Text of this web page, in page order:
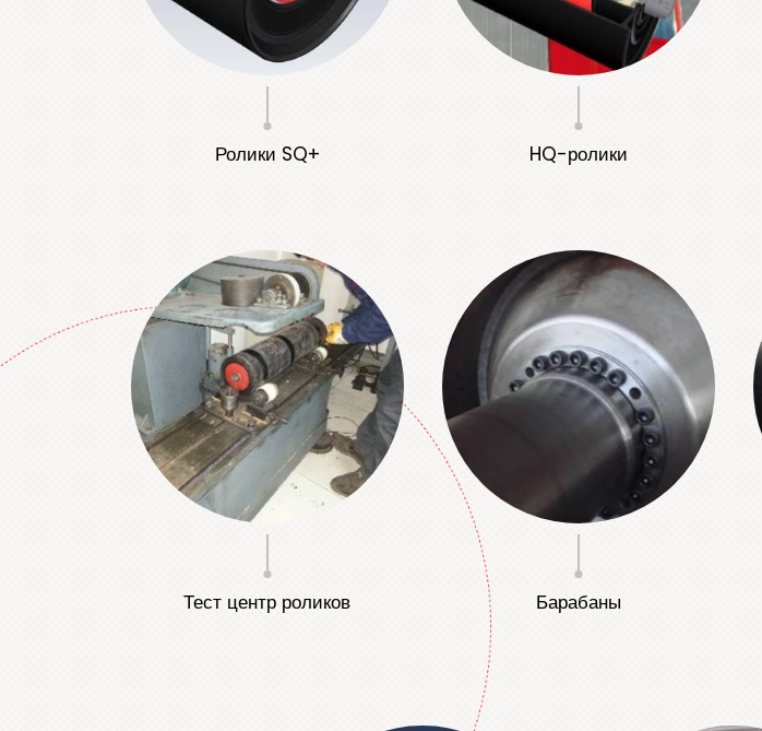
Ролики SQ+ HQ-ролики
Тест центр роликов Барабаны